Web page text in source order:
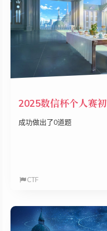
2025数信杯个人赛
成功做出了0道题
CTF